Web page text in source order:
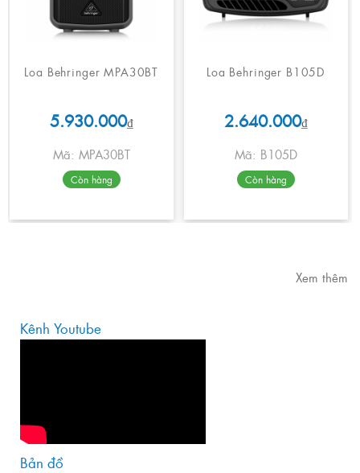
Loa Behringer MPA30BT
5.930.000₫
Mã: MPA30BT
Còn hàng
Loa Behringer B105D
2.640.000₫
Mã: B105D
Còn hàng
Xem thêm
Kênh Youtube
Bản đồ